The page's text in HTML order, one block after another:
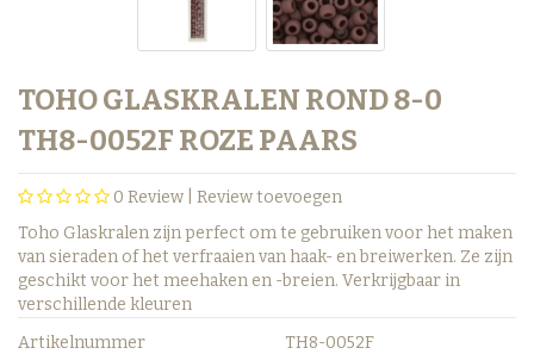
TOHO GLASKRALEN ROND 8-0
TH8-0052F ROZE PAARS
0 Review | Review toevoegen
Toho Glaskralen zijn perfect om te gebruiken voor het maken
van sieraden of het verfraaien van haak- en breiwerken. Ze zijn
geschikt voor het meehaken en -breien. Verkrijgbaar in
verschillende kleuren
Artikelnummer
TH8-0052F